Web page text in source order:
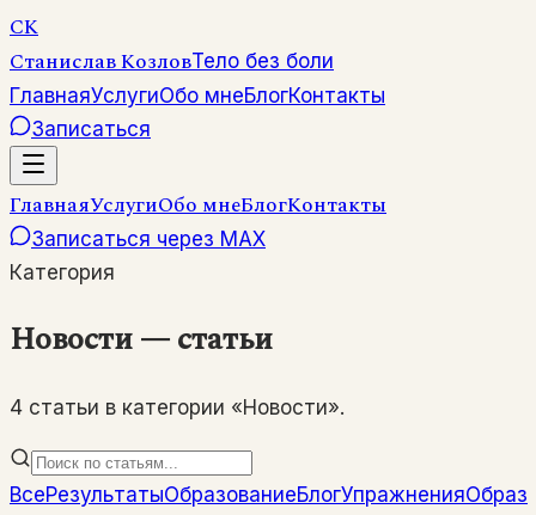
СК
Станислав КозловТело без боли
ГлавнаяУслугиОбо мнеБлогКонтакты
Записаться
ГлавнаяУслугиОбо мнеБлогКонтакты
Записаться через MAX
Категория
Новости — статьи
4 статьи в категории «Новости».
ВсеРезультатыОбразованиеБлогУпражненияОбраз